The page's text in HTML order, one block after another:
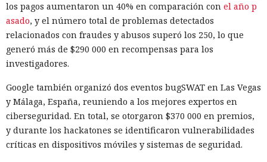
los pagos aumentaron un 40% en comparación con el año p
asado, y el número total de problemas detectados
relacionados con fraudes y abusos superó los 250, lo que
generó más de $290 000 en recompensas para los
investigadores.
Google también organizó dos eventos bugSWAT en Las Vegas
y Málaga, España, reuniendo a los mejores expertos en
ciberseguridad. En total, se otorgaron $370 000 en premios,
y durante los hackatones se identificaron vulnerabilidades
críticas en dispositivos móviles y sistemas de seguridad.